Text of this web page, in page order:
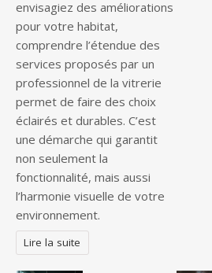
envisagiez des améliorations
pour votre habitat,
comprendre l’étendue des
services proposés par un
professionnel de la vitrerie
permet de faire des choix
éclairés et durables. C’est
une démarche qui garantit
non seulement la
fonctionnalité, mais aussi
l’harmonie visuelle de votre
environnement.
Lire la suite